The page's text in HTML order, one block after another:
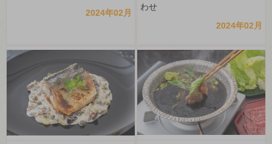
2024年02月
わせ
2024年02月